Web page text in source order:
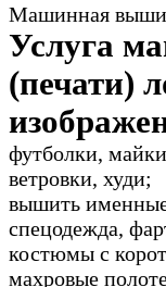
Машинная
Услуга
(печати)
футболки,
ветровки, худи;
вышить
спецодежда,
костюмы с
махровые